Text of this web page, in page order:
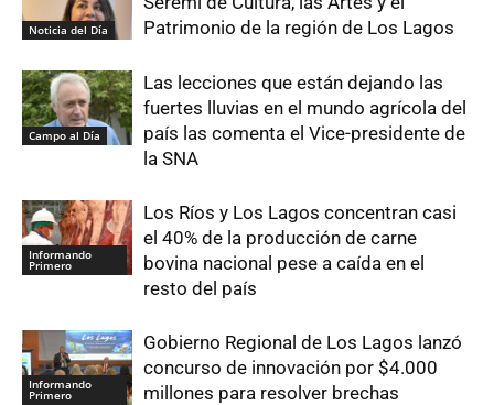
Noticia del Día
Patrimonio de la región de Los Lagos
Campo al Día
Las lecciones que están dejando las
fuertes lluvias en el mundo agrícola del
país las comenta el Vice-presidente de
la SNA
Informando
Primero
Los Ríos y Los Lagos concentran casi
el 40% de la producción de carne
bovina nacional pese a caída en el
resto del país
Informando
Primero
Gobierno Regional de Los Lagos lanzó
concurso de innovación por $4.000
millones para resolver brechas